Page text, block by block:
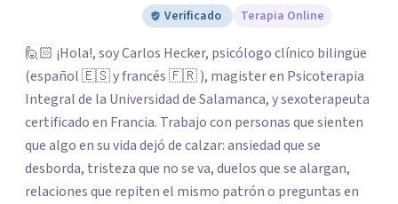
Verificado
Terapia Online
🙋🏻 ¡Hola!, soy Carlos Hecker, psicólogo clínico bilingüe
(español 🇪🇸 y francés 🇫🇷 ), magister en Psicoterapia
Integral de la Universidad de Salamanca, y sexoterapeuta
certificado en Francia. Trabajo con personas que sienten
que algo en su vida dejó de calzar: ansiedad que se
desborda, tristeza que no se va, duelos que se alargan,
relaciones que repiten el mismo patrón o preguntas en